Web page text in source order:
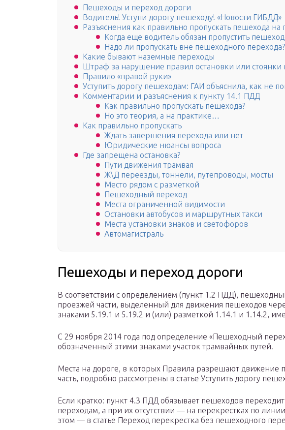
Пешеходы и переход дороги
Водитель! Уступи дорогу пешеходу! «Новости ГИБДД»
Разъяснения как правильно пропускать пешехода
Когда еще водитель обязан пропустить
Надо ли пропускать вне пешеходного перехода?
Какие бывают наземные переходы
Штраф за нарушение правил остановки или стоянки
Правило «правой руки»
Уступить дорогу пешеходам: ГАИ объяснила, как не
Комментарии и разъяснения к пункту 14.1 ПДД
Как правильно пропускать пешехода?
Но это теория, а на практике…
Как правильно пропускать
Ждать завершения перехода или нет
Юридические нюансы вопроса
Где запрещена остановка?
Пути движения трамвая
Ж\Д переезды, тоннели, путепроводы, мосты
Место рядом с разметкой
Пешеходный переход
Места ограниченной видимости
Остановки автобусов и маршрутных такси
Места установки знаков и светофоров
Автомагистраль
Пешеходы и переход дороги
В соответствии с определением (пункт 1.2 ПДД),
проезжей части, выделенный для движения пешеходов
знаками 5.19.1 и 5.19.2 и (или) разметкой 1.14.1 и 1.14.2,
С 29 ноября 2014 года под определение «Пешеходный
обозначенный этими знаками участок трамвайных путей.
Места на дороге, в которых Правила разрешают движение
часть, подробно рассмотрены в статье Уступить дорогу
Если кратко: пункт 4.3 ПДД обязывает пешеходов
переходам, а при их отсутствии — на перекрестках по
этом — в статье Переход перекрестка без пешеходного